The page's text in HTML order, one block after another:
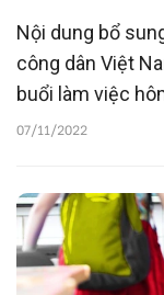
Nội dung bổ
công dân Việt
buổi làm việc
07/11/2022